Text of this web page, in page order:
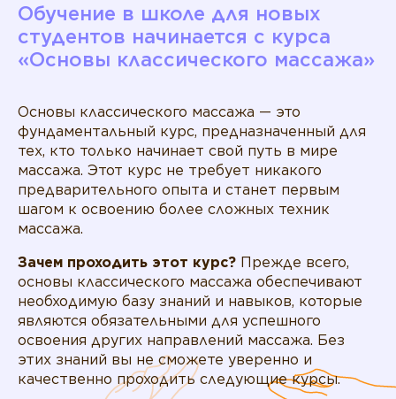
Обучение в школе для новых
студентов начинается с курса
«Основы классического массажа»
Основы классического массажа — это
фундаментальный курс, предназначенный для
тех, кто только начинает свой путь в мире
массажа. Этот курс не требует никакого
предварительного опыта и станет первым
шагом к освоению более сложных техник
массажа.
Зачем проходить этот курс? Прежде всего,
основы классического массажа обеспечивают
необходимую базу знаний и навыков, которые
являются обязательными для успешного
освоения других направлений массажа. Без
этих знаний вы не сможете уверенно и
качественно проходить следующие курсы.